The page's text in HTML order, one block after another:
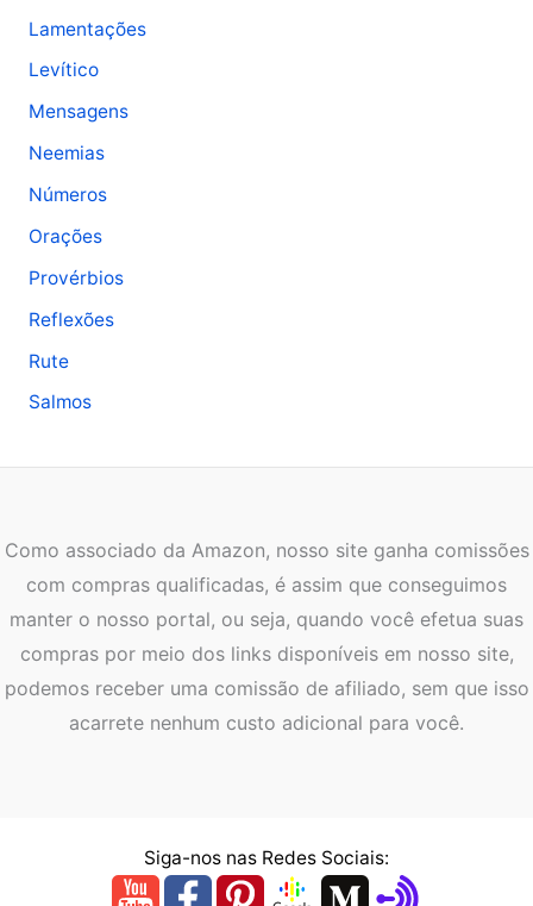
Lamentações
Levítico
Mensagens
Neemias
Números
Orações
Provérbios
Reflexões
Rute
Salmos
Como associado da Amazon, nosso site ganha comissões
com compras qualificadas, é assim que conseguimos
manter o nosso portal, ou seja, quando você efetua suas
compras por meio dos links disponíveis em nosso site,
podemos receber uma comissão de afiliado, sem que isso
acarrete nenhum custo adicional para você.
Siga-nos nas Redes Sociais: